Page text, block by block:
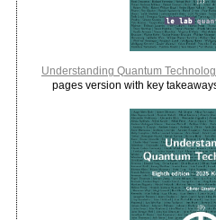
Understanding Quantum
pages version with key